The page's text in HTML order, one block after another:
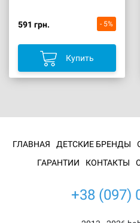
591 грн. - 5%
Купить
ГЛАВНАЯ ДЕТСКИЕ БРЕНДЫ
ГАРАНТИИ
КОНТАКТЫ
+38 (097)